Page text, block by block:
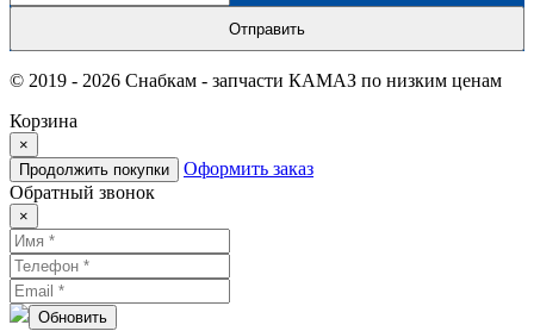
Отправить
© 2019 - 2026 Снабкам - запчасти КАМАЗ по низким ценам
Корзина
×
Продолжить покупки
Оформить заказ
Обратный звонок
×
Обновить